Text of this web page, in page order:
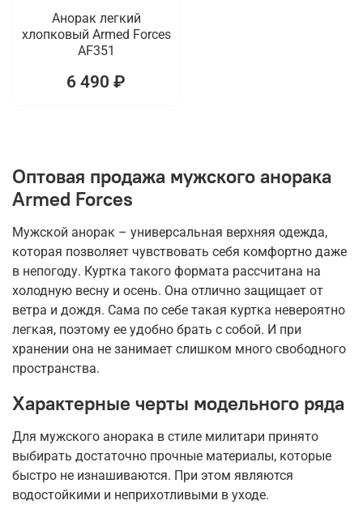
Анорак легкий
хлопковый Armed Forces
AF351
6 490 ₽
Оптовая продажа мужского анорака
Armed Forces
Мужской анорак – универсальная верхняя одежда,
которая позволяет чувствовать себя комфортно даже
в непогоду. Куртка такого формата рассчитана на
холодную весну и осень. Она отлично защищает от
ветра и дождя. Сама по себе такая куртка невероятно
легкая, поэтому ее удобно брать с собой. И при
хранении она не занимает слишком много свободного
пространства.
Характерные черты модельного ряда
Для мужского анорака в стиле милитари принято
выбирать достаточно прочные материалы, которые
быстро не изнашиваются. При этом являются
водостойкими и неприхотливыми в уходе.